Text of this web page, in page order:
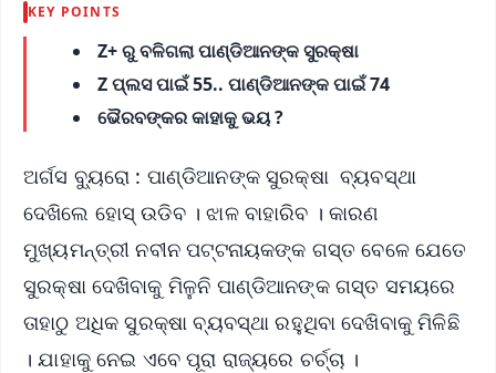
KEY POINTS
Z+ ରୁ ବଳିଗଲା ପାଣ୍ଡିଆନଙ୍କ ସୁରକ୍ଷା
Z ପ୍ଲସ ପାଇଁ 55.. ପାଣ୍ଡିଆନଙ୍କ ପାଇଁ 74
ଭୈରବଙ୍କର କାହାକୁ ଭୟ ?
ଅର୍ଗସ ବ୍ୟୁରୋ : ପାଣ୍ଡିଆନଙ୍କ ସୁରକ୍ଷା ବ୍ୟବସ୍ଥା
ଦେଖିଲେ ହୋସ୍‌ ଉଡିବ । ଝାଳ ବାହାରିବ । କାରଣ
ମୁଖ୍ୟମନ୍ତ୍ରୀ ନବୀନ ପଟ୍ଟନାୟକଙ୍କ ଗସ୍ତ ବେଳେ ଯେତେ
ସୁରକ୍ଷା ଦେଖିବାକୁ ମିଳୁନି ପାଣ୍ଡିଆନଙ୍କ ଗସ୍ତ ସମୟରେ
ତାହାଠୁ ଅଧିକ ସୁରକ୍ଷା ବ୍ୟବସ୍ଥା ରହୁଥିବା ଦେଖିବାକୁ ମିଳିଛି
। ଯାହାକୁ ନେଇ ଏବେ ପୂରା ରାଜ୍ୟରେ ଚର୍ଚ୍ଚା ।